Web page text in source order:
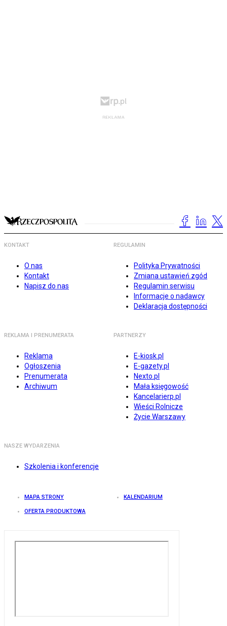
KONTAKT
O nas
Kontakt
Napisz do nas
REGULAMIN
Polityka Prywatności
Zmiana ustawień zgód
Regulamin serwisu
Informacje o nadawcy
Deklaracja dostępności
REKLAMA I PRENUMERATA
Reklama
Ogłoszenia
Prenumerata
Archiwum
PARTNERZY
E-kiosk.pl
E-gazety.pl
Nexto.pl
Mała księgowość
Kancelarierp.pl
Wieści Rolnicze
Życie Warszawy
NASZE WYDARZENIA
Szkolenia i konferencje
MAPA STRONY KALENDARIUM
OFERTA PRODUKTOWA